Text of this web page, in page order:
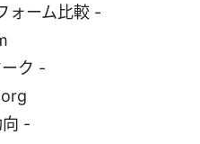
ォーム比較 -
ク -
向 -